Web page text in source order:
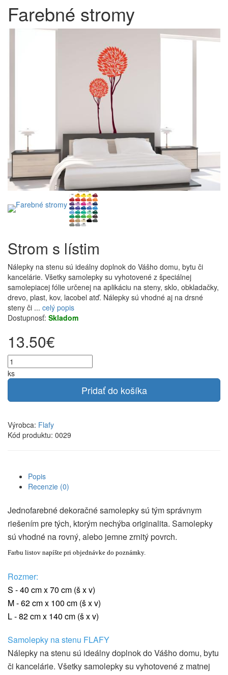
Farebné stromy
Strom s lístim
Nálepky na stenu sú ideálny doplnok do Vášho domu, bytu či
kancelárie. Všetky samolepky su vyhotovené z špeciálnej
samolepiacej fólie určenej na aplikáciu na steny, sklo, obkladačky,
drevo, plast, kov, lacobel atď. Nálepky sú vhodné aj na drsné
steny či ... celý popis
Dostupnosť: Skladom
13.50€
ks
Pridať do košíka
Výrobca: Flafy
Kód produktu: 0029
Popis
Recenzie (0)
Jednofarebné dekoračné samolepky sú tým správnym
riešením pre tých, ktorým nechýba originalita. Samolepky
sú vhodné na rovný, alebo jemne zrnitý povrch.
Farbu listov napíšte pri objednávke do poznámky.
Rozmer:
S - 40 cm x 70 cm (š x v)
M - 62 cm x 100 cm (š x v)
L - 82 cm x 140 cm (š x v)
Samolepky na stenu FLAFY
Nálepky na stenu sú ideálny doplnok do Vášho domu, bytu
či kancelárie. Všetky samolepky su vyhotovené z matnej